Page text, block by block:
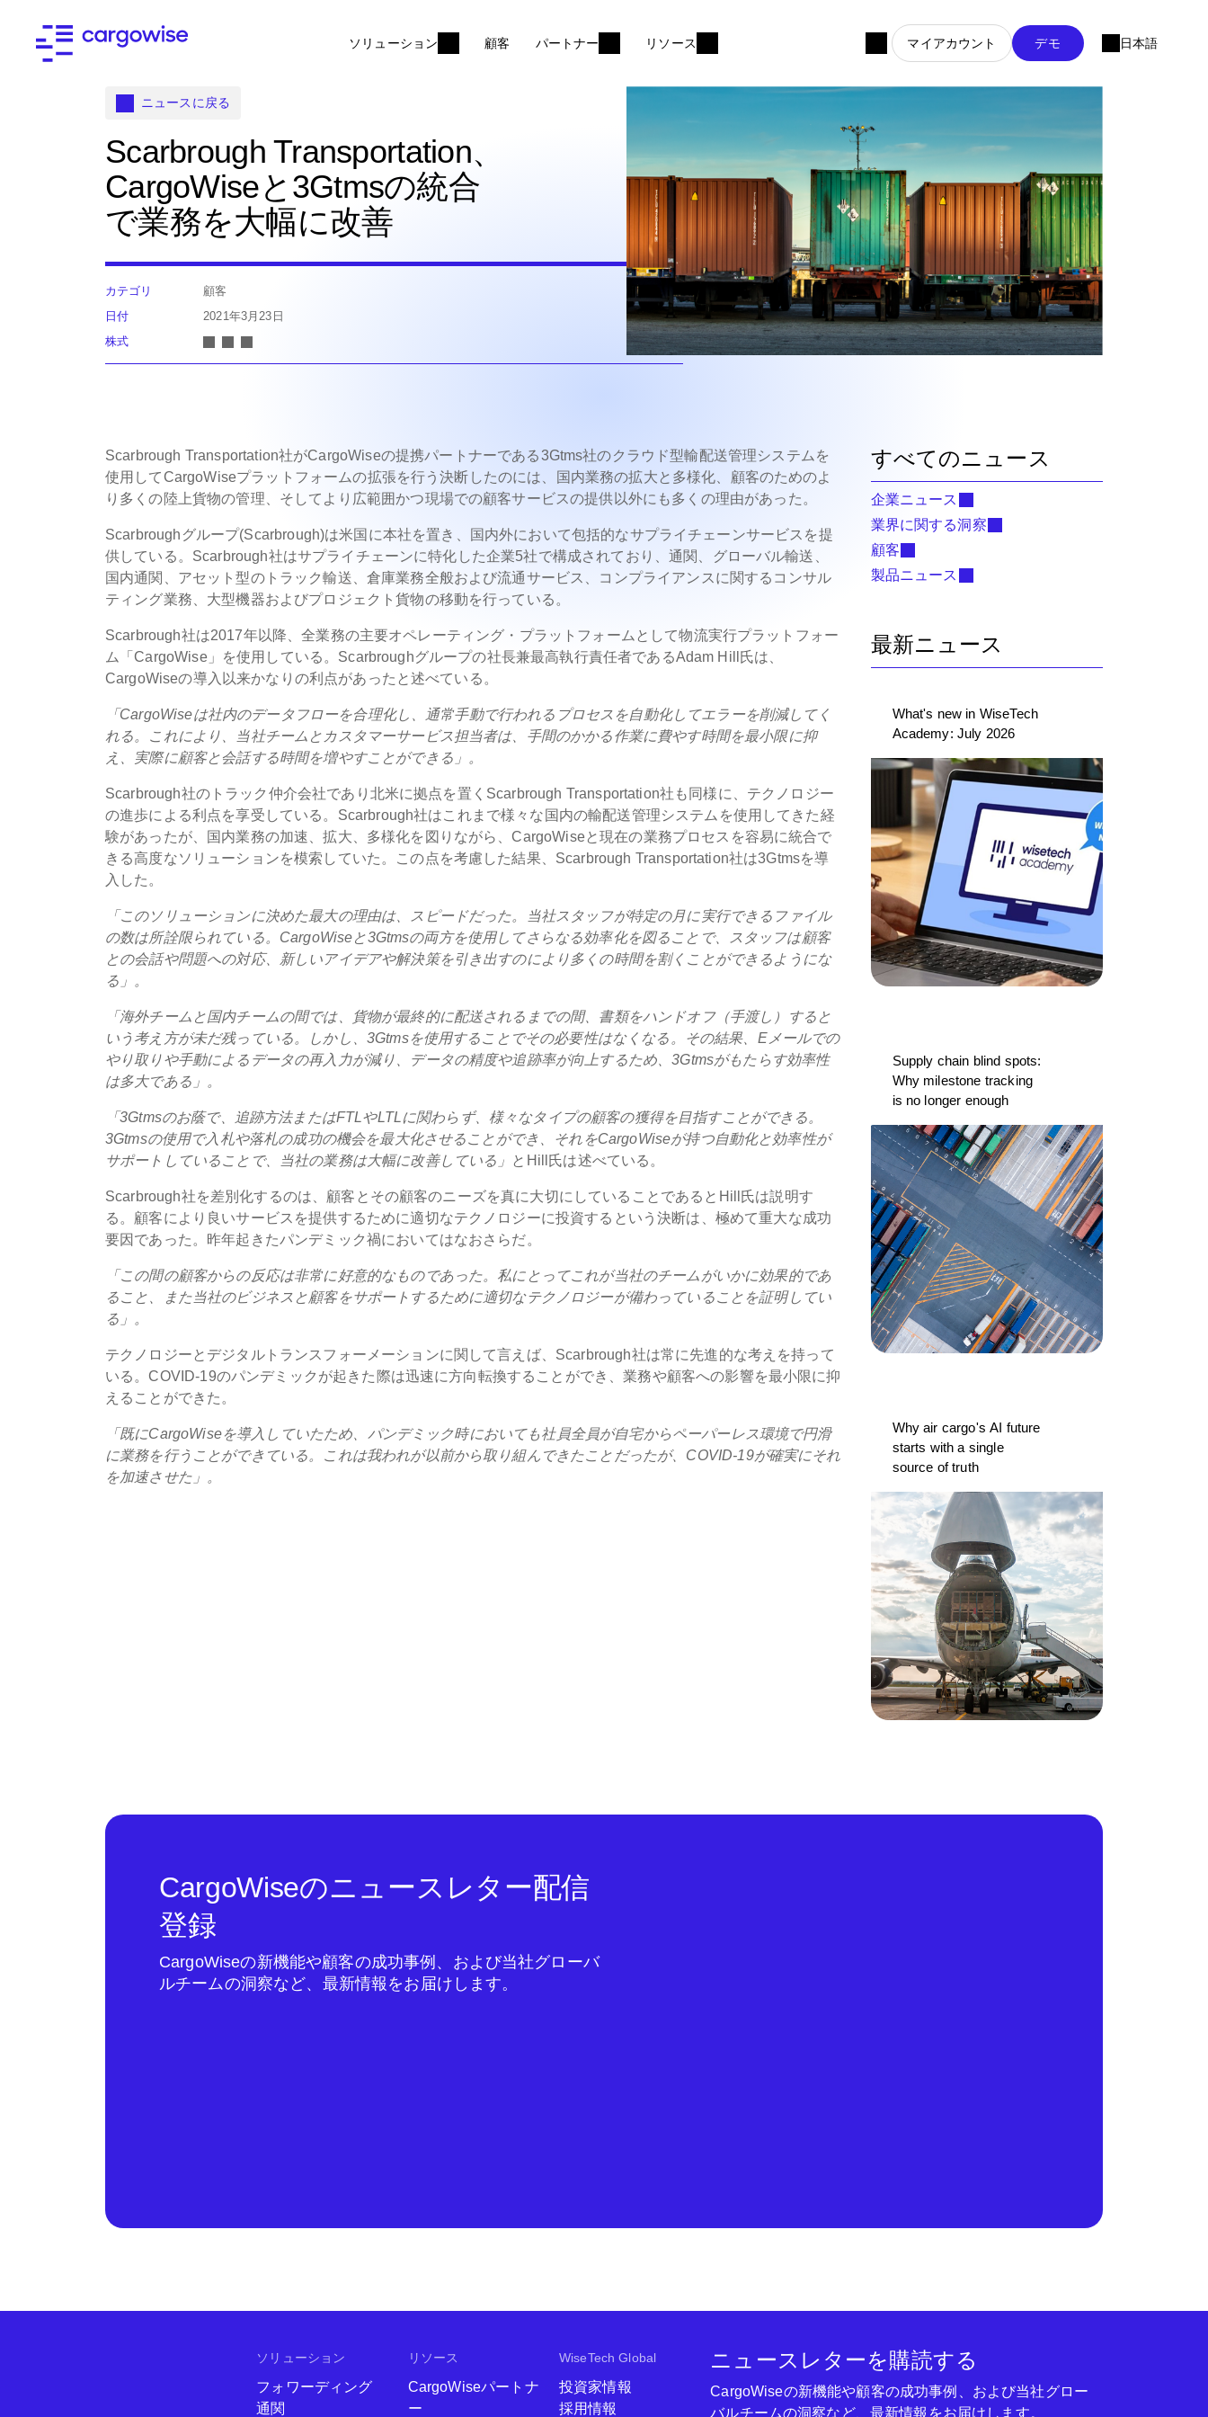
ソリューション 顧客 パートナー リソース マイアカウント デモ 日本語
ニュースに戻る
Scarbrough Transportation、
CargoWiseと3Gtmsの統合
で業務を大幅に改善
カテゴリ
顧客
日付
2021年3月23日
株式
Scarbrough Transportation社がCargoWiseの提携パートナーである3Gtms社のクラウド型輸配送管理システムを
使用してCargoWiseプラットフォームの拡張を行う決断したのには、国内業務の拡大と多様化、顧客のためのよ
り多くの陸上貨物の管理、そしてより広範囲かつ現場での顧客サービスの提供以外にも多くの理由があった。
Scarbroughグループ(Scarbrough)は米国に本社を置き、国内外において包括的なサプライチェーンサービスを提
供している。Scarbrough社はサプライチェーンに特化した企業5社で構成されており、通関、グローバル輸送、
国内通関、アセット型のトラック輸送、倉庫業務全般および流通サービス、コンプライアンスに関するコンサル
ティング業務、大型機器およびプロジェクト貨物の移動を行っている。
Scarbrough社は2017年以降、全業務の主要オペレーティング・プラットフォームとして物流実行プラットフォー
ム「CargoWise」を使用している。Scarbroughグループの社長兼最高執行責任者であるAdam Hill氏は、
CargoWiseの導入以来かなりの利点があったと述べている。
「CargoWiseは社内のデータフローを合理化し、通常手動で行われるプロセスを自動化してエラーを削減してく
れる。これにより、当社チームとカスタマーサービス担当者は、手間のかかる作業に費やす時間を最小限に抑
え、実際に顧客と会話する時間を増やすことができる」。
Scarbrough社のトラック仲介会社であり北米に拠点を置くScarbrough Transportation社も同様に、テクノロジー
の進歩による利点を享受している。Scarbrough社はこれまで様々な国内の輸配送管理システムを使用してきた経
験があったが、国内業務の加速、拡大、多様化を図りながら、CargoWiseと現在の業務プロセスを容易に統合で
きる高度なソリューションを模索していた。この点を考慮した結果、Scarbrough Transportation社は3Gtmsを導
入した。
「このソリューションに決めた最大の理由は、スピードだった。当社スタッフが特定の月に実行できるファイル
の数は所詮限られている。CargoWiseと3Gtmsの両方を使用してさらなる効率化を図ることで、スタッフは顧客
との会話や問題への対応、新しいアイデアや解決策を引き出すのにより多くの時間を割くことができるようにな
る」。
「海外チームと国内チームの間では、貨物が最終的に配送されるまでの間、書類をハンドオフ（手渡し）すると
いう考え方が未だ残っている。しかし、3Gtmsを使用することでその必要性はなくなる。その結果、Eメールでの
やり取りや手動によるデータの再入力が減り、データの精度や追跡率が向上するため、3Gtmsがもたらす効率性
は多大である」。
「3Gtmsのお蔭で、追跡方法またはFTLやLTLに関わらず、様々なタイプの顧客の獲得を目指すことができる。
3Gtmsの使用で入札や落札の成功の機会を最大化させることができ、それをCargoWiseが持つ自動化と効率性が
サポートしていることで、当社の業務は大幅に改善している」
とHill氏は述べている。
Scarbrough社を差別化するのは、顧客とその顧客のニーズを真に大切にしていることであるとHill氏は説明す
る。顧客により良いサービスを提供するために適切なテクノロジーに投資するという決断は、極めて重大な成功
要因であった。昨年起きたパンデミック禍においてはなおさらだ。
「この間の顧客からの反応は非常に好意的なものであった。私にとってこれが当社のチームがいかに効果的であ
ること、また当社のビジネスと顧客をサポートするために適切なテクノロジーが備わっていることを証明してい
る」。
テクノロジーとデジタルトランスフォーメーションに関して言えば、Scarbrough社は常に先進的な考えを持って
いる。COVID-19のパンデミックが起きた際は迅速に方向転換することができ、業務や顧客への影響を最小限に抑
えることができた。
「既にCargoWiseを導入していたため、パンデミック時においても社員全員が自宅からペーパーレス環境で円滑
に業務を行うことができている。これは我われが以前から取り組んできたことだったが、COVID-19が確実にそれ
を加速させた」。
すべてのニュース
企業ニュース
業界に関する洞察
顧客
製品ニュース
最新ニュース
What's new in WiseTech
Academy: July 2026
Supply chain blind spots:
Why milestone tracking
is no longer enough
Why air cargo's AI future
starts with a single
source of truth
CargoWiseのニュースレター配信
登録
CargoWiseの新機能や顧客の成功事例、および当社グローバ
ルチームの洞察など、最新情報をお届けします。
ソリューション
フォワーディング
通関
リソース
CargoWiseパートナ
ー
WiseTech Global
投資家情報
採用情報
ニュースレターを購読する
CargoWiseの新機能や顧客の成功事例、および当社グロー
バルチームの洞察など、最新情報をお届けします。